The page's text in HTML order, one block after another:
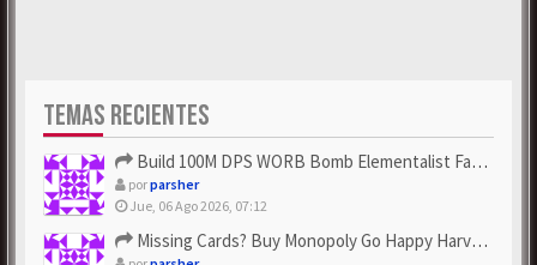
TEMAS RECIENTES
Build 100M DPS WORB Bomb Elementalist Fast - Grab POE Curren...
porparsher
Jue, 06 Ago 2026, 07:12
Missing Cards? Buy Monopoly Go Happy Harvest with Looney Tun...